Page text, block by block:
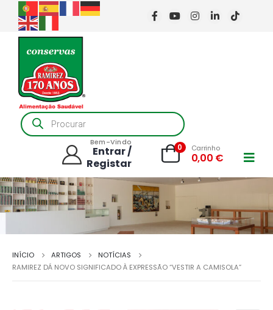
Products
search
Bem-Vindo
Entrar /
Registar
0 Carrinho
0,00 €
INÍCIO ARTIGOS
NOTÍCIAS
RAMIREZ DÁ NOVO SIGNIFICADO À EXPRESSÃO “VESTIR A CAMISOLA”